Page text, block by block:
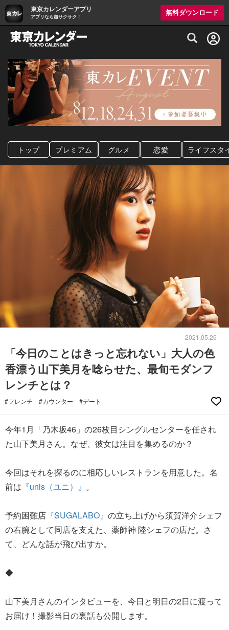
東京カレンダーアプリ
アプリなら超サクサク！
無料ダウンロード
グルメ情報・プレミアムレストラン予約
トップ プレミアム グルメ 恋愛 ライフスタ
2021.05.26
「今日のことはきっと忘れない」大人の色
香漂う山下美月を唸らせた、最旬モダンフ
レンチとは？
#フレンチ #カウンター #デート
今年1月「乃木坂46」の26枚目シングルセンターを任され
た山下美月さん。なぜ、彼女は注目を集めるのか？
今回はそれを探るのに相応しいレストランを用意した。名
前は 『unis（ユニ）』 。
予約困難店 『SUGALABO』 の立ち上げから須賀洋介シェフ
の右腕として同店を支えた、薬師神 陸シェフの店だ。さ
て、どんな話が飛び出すか。
◆
山下美月さんのインタビューを、今日と明日の2日に渡って
お届け！撮影当日の裏話も公開します。